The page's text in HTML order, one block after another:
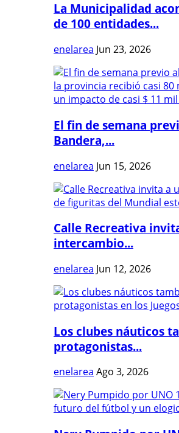
La Municipalidad
de 100 entidades...
enelarea Jun 23, 2026
El fin de semana
Bandera,...
enelarea Jun 15, 2026
Calle Recreativa
intercambio...
enelarea Jun 12, 2026
Los clubes náuticos
protagonistas...
enelarea Ago 3, 2026